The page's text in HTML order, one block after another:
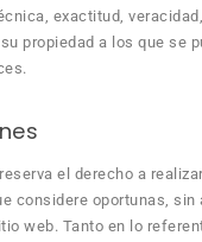
exactitud,
propiedad a los que se
el derecho a
considere oportunas, sin
web. Tanto en lo